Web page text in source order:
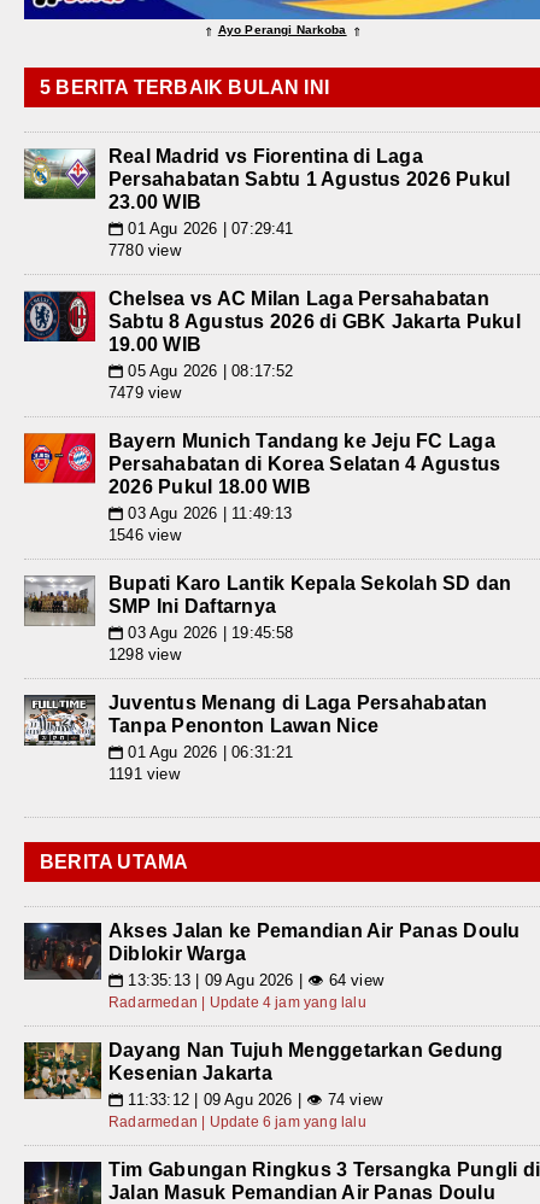
⇑ Ayo Perangi Narkoba ⇑
5 BERITA TERBAIK BULAN INI
Real Madrid vs Fiorentina di Laga
Persahabatan Sabtu 1 Agustus 2026 Pukul
23.00 WIB
📅 01 Agu 2026 | 07:29:41
7780 view
Chelsea vs AC Milan Laga Persahabatan
Sabtu 8 Agustus 2026 di GBK Jakarta Pukul
19.00 WIB
📅 05 Agu 2026 | 08:17:52
7479 view
Bayern Munich Tandang ke Jeju FC Laga
Persahabatan di Korea Selatan 4 Agustus
2026 Pukul 18.00 WIB
📅 03 Agu 2026 | 11:49:13
1546 view
Bupati Karo Lantik Kepala Sekolah SD dan
SMP Ini Daftarnya
📅 03 Agu 2026 | 19:45:58
1298 view
Juventus Menang di Laga Persahabatan
Tanpa Penonton Lawan Nice
📅 01 Agu 2026 | 06:31:21
1191 view
BERITA UTAMA
Akses Jalan ke Pemandian Air Panas Doulu
Diblokir Warga
📅 13:35:13 | 09 Agu 2026 | 👁 64 view
Radarmedan | Update 4 jam yang lalu
Dayang Nan Tujuh Menggetarkan Gedung
Kesenian Jakarta
📅 11:33:12 | 09 Agu 2026 | 👁 74 view
Radarmedan | Update 6 jam yang lalu
Tim Gabungan Ringkus 3 Tersangka Pungli di
Jalan Masuk Pemandian Air Panas Doulu